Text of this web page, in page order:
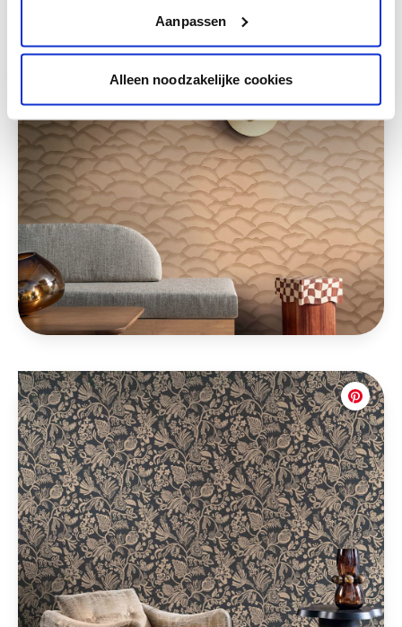
Aanpassen
Alleen noodzakelijke cookies